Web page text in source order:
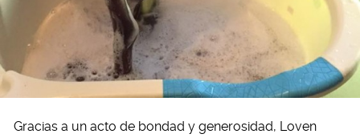
Gracias a un acto de bondad y generosidad, Loven